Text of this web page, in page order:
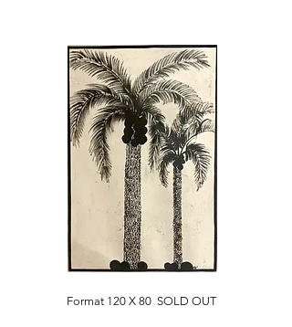
Format 120 X 80 SOLD OUT